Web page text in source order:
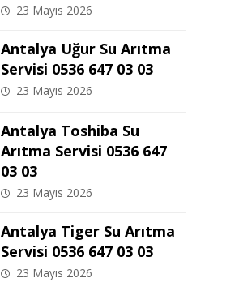
23 Mayıs 2026
Antalya Uğur Su Arıtma
Servisi 0536 647 03 03
23 Mayıs 2026
Antalya Toshiba Su
Arıtma Servisi 0536 647
03 03
23 Mayıs 2026
Antalya Tiger Su Arıtma
Servisi 0536 647 03 03
23 Mayıs 2026